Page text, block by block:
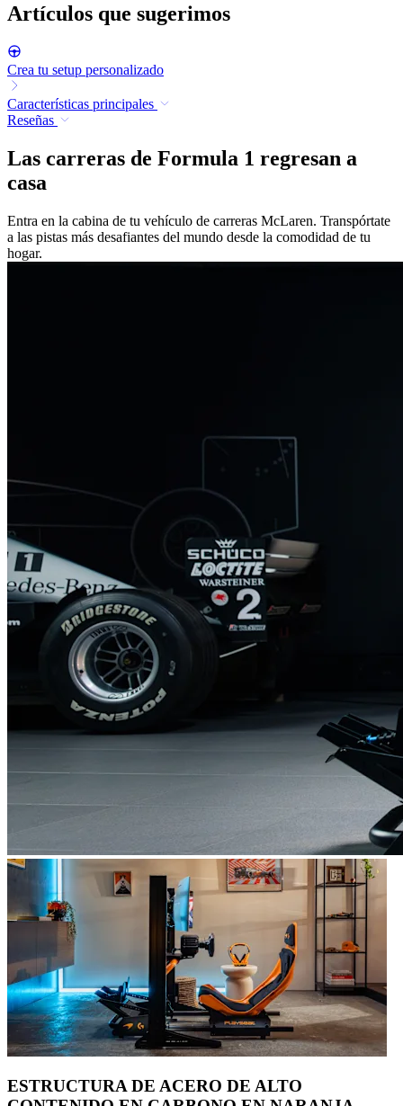
Artículos que sugerimos
Crea tu setup personalizado
Características principales
Reseñas
Las carreras de Formula 1 regresan a
casa
Entra en la cabina de tu vehículo de carreras McLaren. Transpórtate
a las pistas más desafiantes del mundo desde la comodidad de tu
hogar.
ESTRUCTURA DE ACERO DE ALTO